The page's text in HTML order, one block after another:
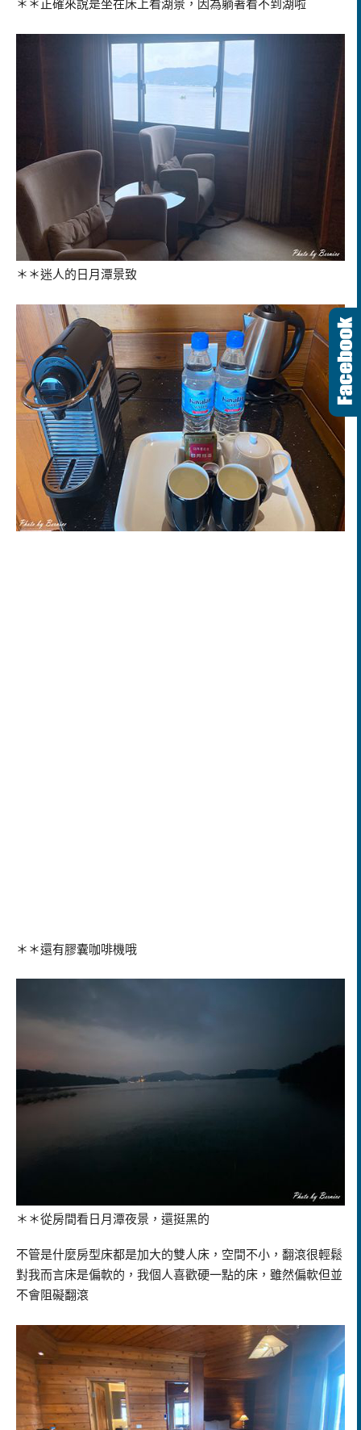
＊＊正確來說是坐在床上看湖景，因為躺著看不到湖啦
＊＊迷人的日月潭景致
＊＊還有膠囊咖啡機哦
＊＊從房間看日月潭夜景，還挺黑的
不管是什麼房型床都是加大的雙人床，空間不小，翻滾很輕鬆
對我而言床是偏軟的，我個人喜歡硬一點的床，雖然偏軟但並
不會阻礙翻滾